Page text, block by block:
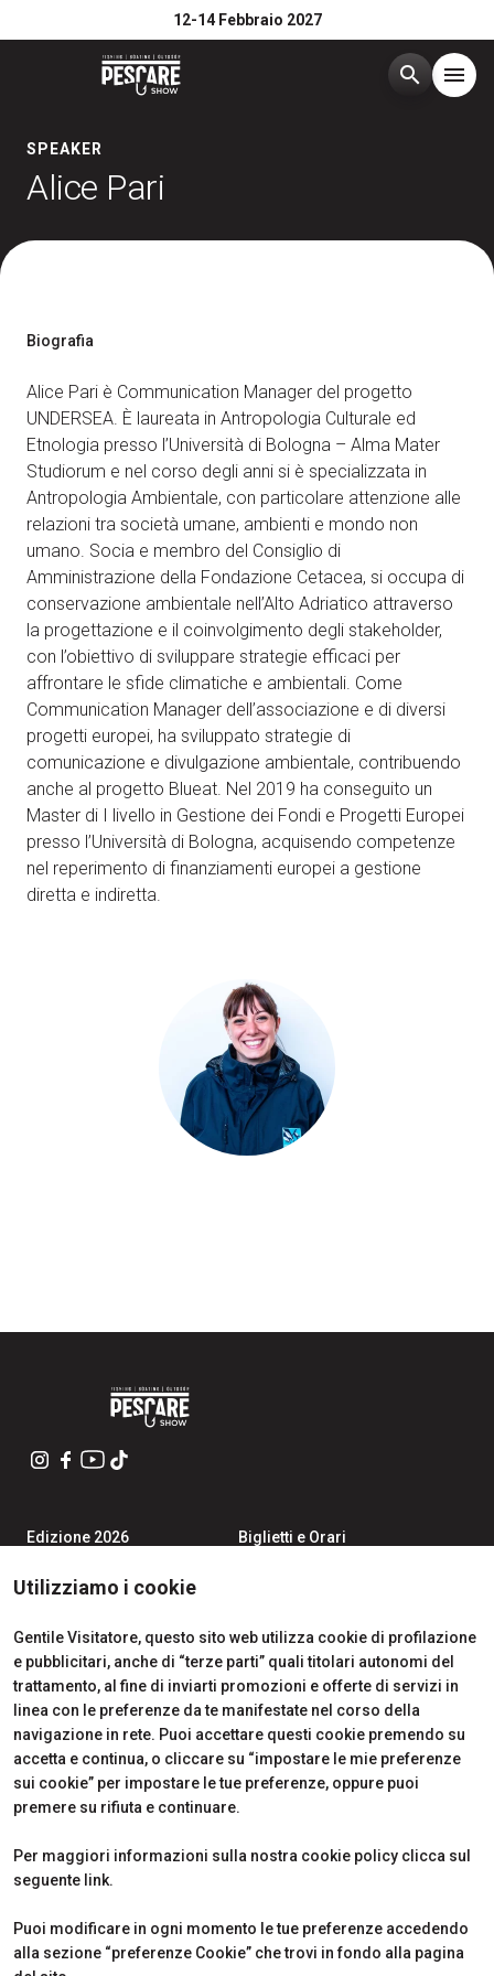
12-14 Febbraio 2027
search menu
Menù
Media Room
Come arrivare
SCOPRI COME arrow_circle_right
Treno, aereo o auto? Scopri tutti i modi per
raggiungere la Fiera di Rimini
AREA RISERVATA VISITATORI
person
A cura di:
SPEAKER
Alice Pari
Biografia
Alice Pari è Communication Manager del progetto
UNDERSEA. È laureata in Antropologia Culturale ed
Etnologia presso l’Università di Bologna – Alma Mater
Studiorum e nel corso degli anni si è specializzata in
Antropologia Ambientale, con particolare attenzione alle
relazioni tra società umane, ambienti e mondo non
umano. Socia e membro del Consiglio di
Amministrazione della Fondazione Cetacea, si occupa di
conservazione ambientale nell’Alto Adriatico attraverso
la progettazione e il coinvolgimento degli stakeholder,
con l’obiettivo di sviluppare strategie efficaci per
affrontare le sfide climatiche e ambientali. Come
Communication Manager dell’associazione e di diversi
progetti europei, ha sviluppato strategie di
comunicazione e divulgazione ambientale, contribuendo
anche al progetto Blueat. Nel 2019 ha conseguito un
Master di I livello in Gestione dei Fondi e Progetti Europei
presso l’Università di Bologna, acquisendo competenze
nel reperimento di finanziamenti europei a gestione
diretta e indiretta.
Utilizziamo i cookie
Gentile Visitatore, questo sito web utilizza cookie di profilazione
e pubblicitari, anche di “terze parti” quali titolari autonomi del
trattamento, al fine di inviarti promozioni e offerte di servizi in
linea con le preferenze da te manifestate nel corso della
navigazione in rete. Puoi accettare questi cookie premendo su
accetta e continua, o cliccare su “impostare le mie preferenze
sui cookie” per impostare le tue preferenze, oppure puoi
premere su rifiuta e continuare.
Per maggiori informazioni sulla nostra cookie policy clicca sul
seguente link.
Puoi modificare in ogni momento le tue preferenze accedendo
alla sezione “preferenze Cookie” che trovi in fondo alla pagina
Edizione 2026
Contatti
Biglietti e Orari
Area Riservata Espositori
Info Utili per Esporre
CERTIFICATIONS